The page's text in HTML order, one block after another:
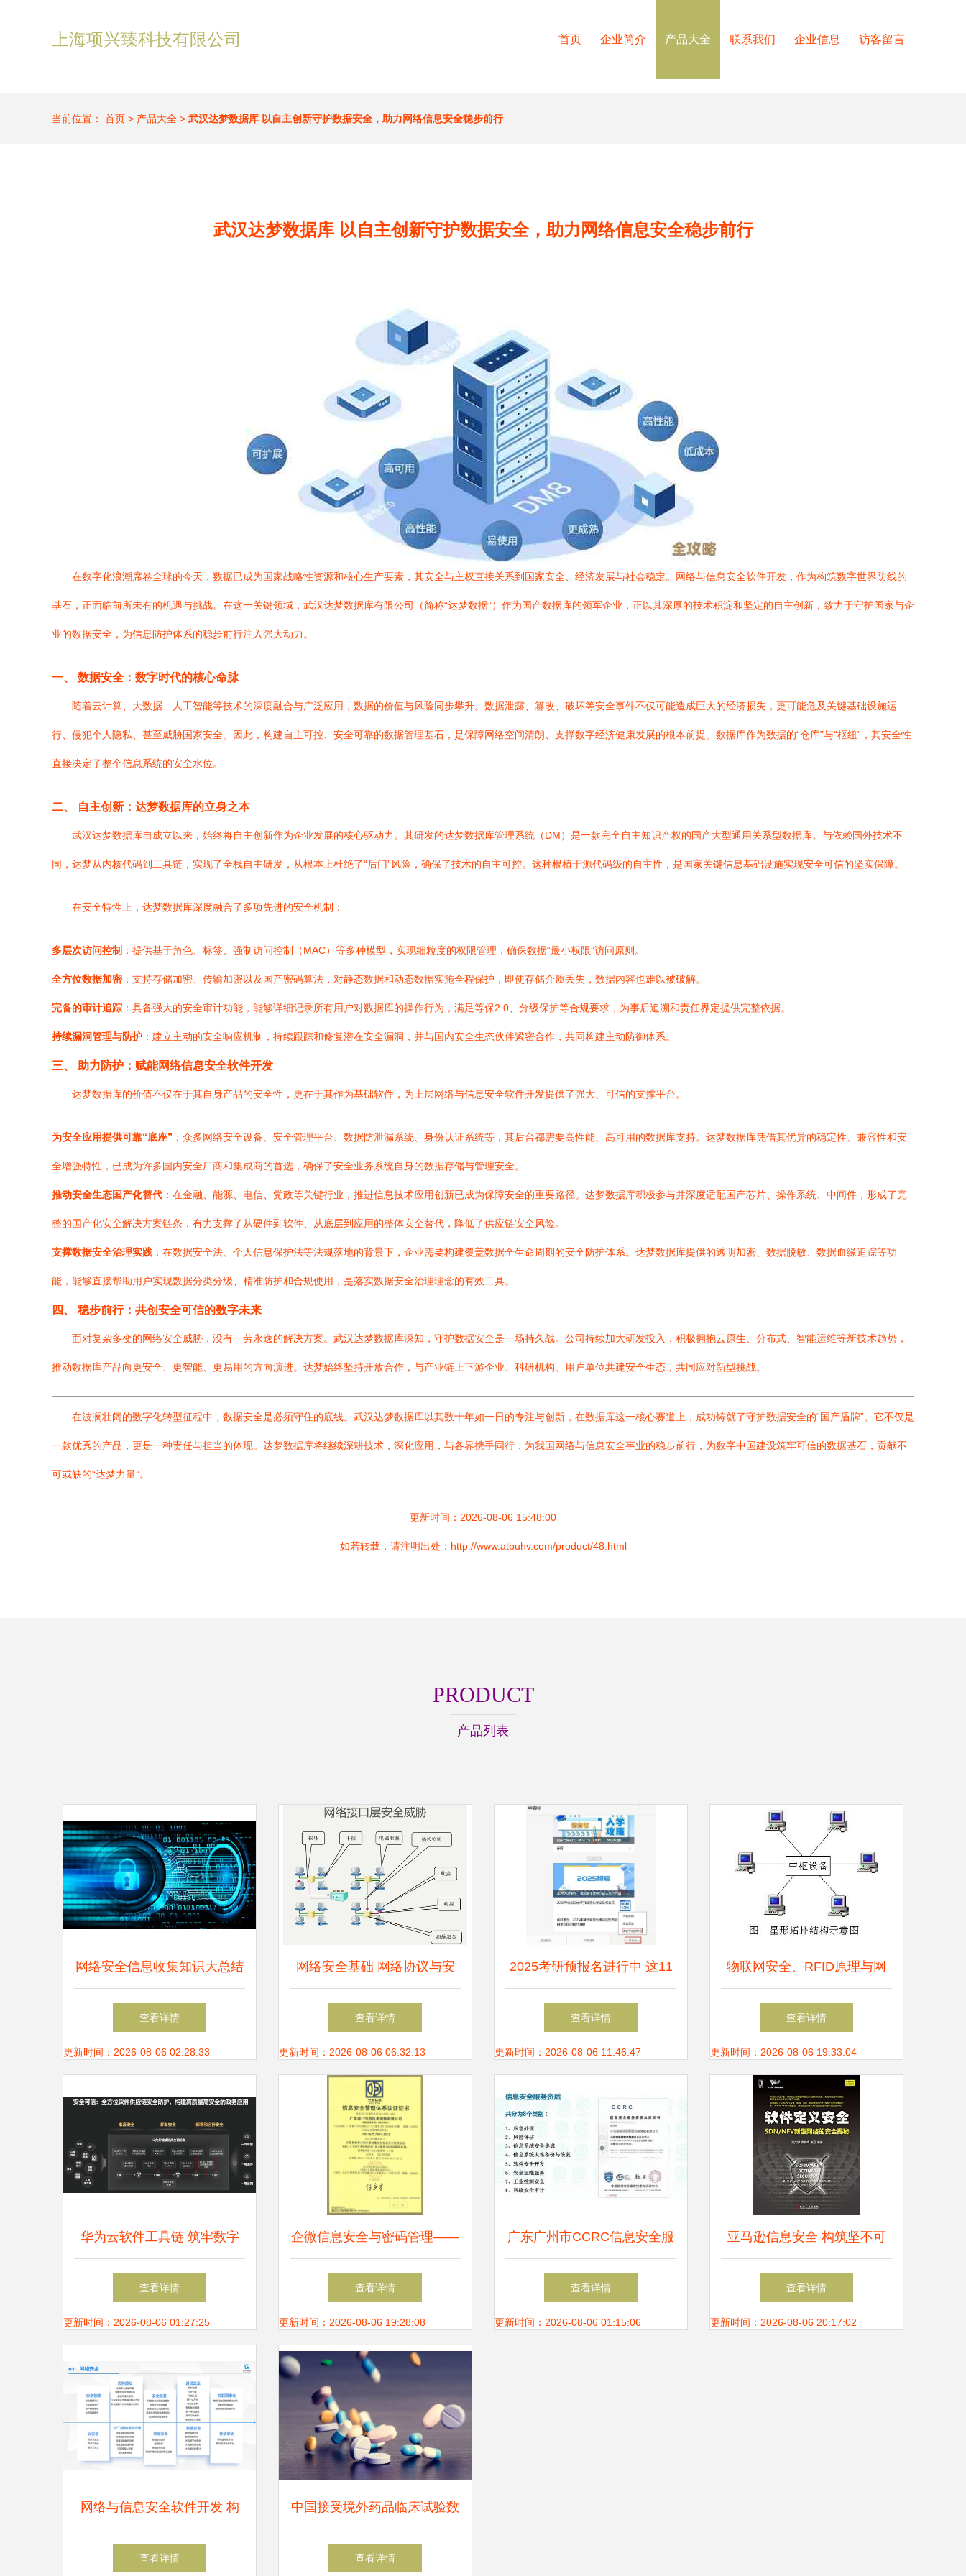
上海项兴臻科技有限公司 首页 企业简介 产品大全 联系我们 企业信息 访客留言
当前位置： 首页 > 产品大全 > 武汉达梦数据库 以自主创新守护数据安全，助力网络信息安全稳步前行
武汉达梦数据库 以自主创新守护数据安全，助力网络信息安全稳步前行
在数字化浪潮席卷全球的今天，数据已成为国家战略性资源和核心生产要素，其安全与主权直接关系到国家安全、经济发展与社会稳定。网络与信息安全软件开发，作为构筑数字世界防线的
基石，正面临前所未有的机遇与挑战。在这一关键领域，武汉达梦数据库有限公司（简称“达梦数据”）作为国产数据库的领军企业，正以其深厚的技术积淀和坚定的自主创新，致力于守护国家与企
业的数据安全，为信息防护体系的稳步前行注入强大动力。
一、 数据安全：数字时代的核心命脉
随着云计算、大数据、人工智能等技术的深度融合与广泛应用，数据的价值与风险同步攀升。数据泄露、篡改、破坏等安全事件不仅可能造成巨大的经济损失，更可能危及关键基础设施运
行、侵犯个人隐私、甚至威胁国家安全。因此，构建自主可控、安全可靠的数据管理基石，是保障网络空间清朗、支撑数字经济健康发展的根本前提。数据库作为数据的“仓库”与“枢纽”，其安全性
直接决定了整个信息系统的安全水位。
二、 自主创新：达梦数据库的立身之本
武汉达梦数据库自成立以来，始终将自主创新作为企业发展的核心驱动力。其研发的达梦数据库管理系统（DM）是一款完全自主知识产权的国产大型通用关系型数据库。与依赖国外技术不
同，达梦从内核代码到工具链，实现了全栈自主研发，从根本上杜绝了“后门”风险，确保了技术的自主可控。这种根植于源代码级的自主性，是国家关键信息基础设施实现安全可信的坚实保障。
在安全特性上，达梦数据库深度融合了多项先进的安全机制：
多层次访问控制 ：提供基于角色、标签、强制访问控制（MAC）等多种模型，实现细粒度的权限管理，确保数据“最小权限”访问原则。
全方位数据加密：支持存储加密、传输加密以及国产密码算法，对静态数据和动态数据实施全程保护，即使存储介质丢失，数据内容也难以被破解。
完备的审计追踪 ：具备强大的安全审计功能，能够详细记录所有用户对数据库的操作行为，满足等保2.0、分级保护等合规要求，为事后追溯和责任界定提供完整依据。
持续漏洞管理与防护 ：建立主动的安全响应机制，持续跟踪和修复潜在安全漏洞，并与国内安全生态伙伴紧密合作，共同构建主动防御体系。
三、 助力防护：赋能网络信息安全软件开发
达梦数据库的价值不仅在于其自身产品的安全性，更在于其作为基础软件，为上层网络与信息安全软件开发提供了强大、可信的支撑平台。
为安全应用提供可靠“底座” ：众多网络安全设备、安全管理平台、数据防泄漏系统、身份认证系统等，其后台都需要高性能、高可用的数据库支持。达梦数据库凭借其优异的稳定性、兼容性和安
全增强特性，已成为许多国内安全厂商和集成商的首选，确保了安全业务系统自身的数据存储与管理安全。
推动安全生态国产化替代 ：在金融、能源、电信、党政等关键行业，推进信息技术应用创新已成为保障安全的重要路径。达梦数据库积极参与并深度适配国产芯片、操作系统、中间件，形成了完
整的国产化安全解决方案链条，有力支撑了从硬件到软件、从底层到应用的整体安全替代，降低了供应链安全风险。
支撑数据安全治理实践 ：在数据安全法、个人信息保护法等法规落地的背景下，企业需要构建覆盖数据全生命周期的安全防护体系。达梦数据库提供的透明加密、数据脱敏、数据血缘追踪等功
能，能够直接帮助用户实现数据分类分级、精准防护和合规使用，是落实数据安全治理理念的有效工具。
四、 稳步前行：共创安全可信的数字未来
面对复杂多变的网络安全威胁，没有一劳永逸的解决方案。武汉达梦数据库深知，守护数据安全是一场持久战。公司持续加大研发投入，积极拥抱云原生、分布式、智能运维等新技术趋势，
推动数据库产品向更安全、更智能、更易用的方向演进。达梦始终坚持开放合作，与产业链上下游企业、科研机构、用户单位共建安全生态，共同应对新型挑战。
在波澜壮阔的数字化转型征程中，数据安全是必须守住的底线。武汉达梦数据库以其数十年如一日的专注与创新，在数据库这一核心赛道上，成功铸就了守护数据安全的“国产盾牌”。它不仅是
一款优秀的产品，更是一种责任与担当的体现。达梦数据库将继续深耕技术，深化应用，与各界携手同行，为我国网络与信息安全事业的稳步前行，为数字中国建设筑牢可信的数据基石，贡献不
可或缺的“达梦力量”。
更新时间：2026-08-06 15:48:00
如若转载，请注明出处：http://www.atbuhv.com/product/48.html
PRODUCT
产品列表
网络安全信息收集知识大总结
从防护到开发实践
查看详情
更新时间：2026-08-06 02:28:33
网络安全基础 网络协议与安
全威胁在软件开发中的核心地
位
查看详情
更新时间：2026-08-06 06:32:13
2025考研预报名进行中 这11
个事项与网络信息安全软件开
发相关的专业关注点
查看详情
更新时间：2026-08-06 11:46:47
物联网安全、RFID原理与网
络信息安全技术详解
查看详情
更新时间：2026-08-06 19:33:04
华为云软件工具链 筑牢数字
政府研发新基，赋能网络信息
安全自主创新
查看详情
更新时间：2026-08-06 01:27:25
企微信息安全与密码管理——
筑牢企业数字资产防护墙
查看详情
更新时间：2026-08-06 19:28:08
广东广州市CCRC信息安全服
务资质 网络与信息安全软件
开发的关键认证
查看详情
更新时间：2026-08-06 01:15:06
亚马逊信息安全 构筑坚不可
摧的云上安全防线
查看详情
更新时间：2026-08-06 20:17:02
网络与信息安全软件开发 构
筑数字防线的具体措施
查看详情
中国接受境外药品临床试验数
据 网络信息安全软件开发的
查看详情